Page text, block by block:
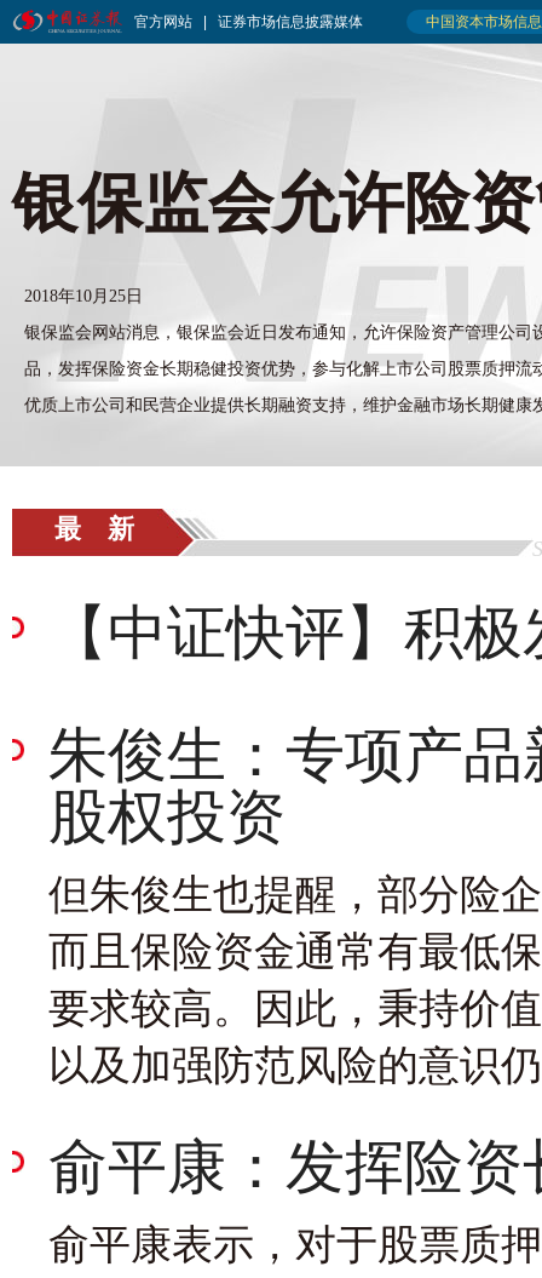
银保监会允许险
2018年10月25日
银保监会网站消息，银保监会近日发布通知，允许保险资产管理公司
品，发挥保险资金长期稳健投资优势，参与化解上市公司股票质押流
优质上市公司和民营企业提供长期融资支持，维护金融市场长期健康
最 新
【中证快评】积
朱俊生：专项产
股权投资
但朱俊生也提醒，部分险
而且保险资金通常有最低
要求较高。因此，秉持价
以及加强防范风险的意识
俞平康：发挥险
俞平康表示，对于股票质